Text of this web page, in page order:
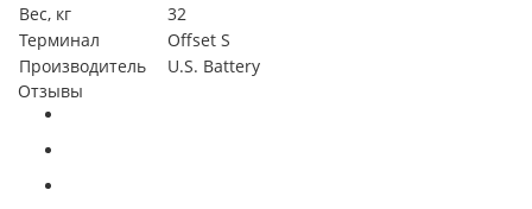
Вес, кг
32
Терминал
Offset S
Производитель
U.S. Battery
Отзывы